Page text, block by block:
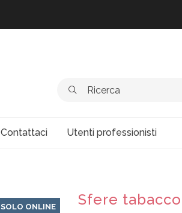
Contattaci Utenti professionisti
SOLO ONLINE Sfere tabacco